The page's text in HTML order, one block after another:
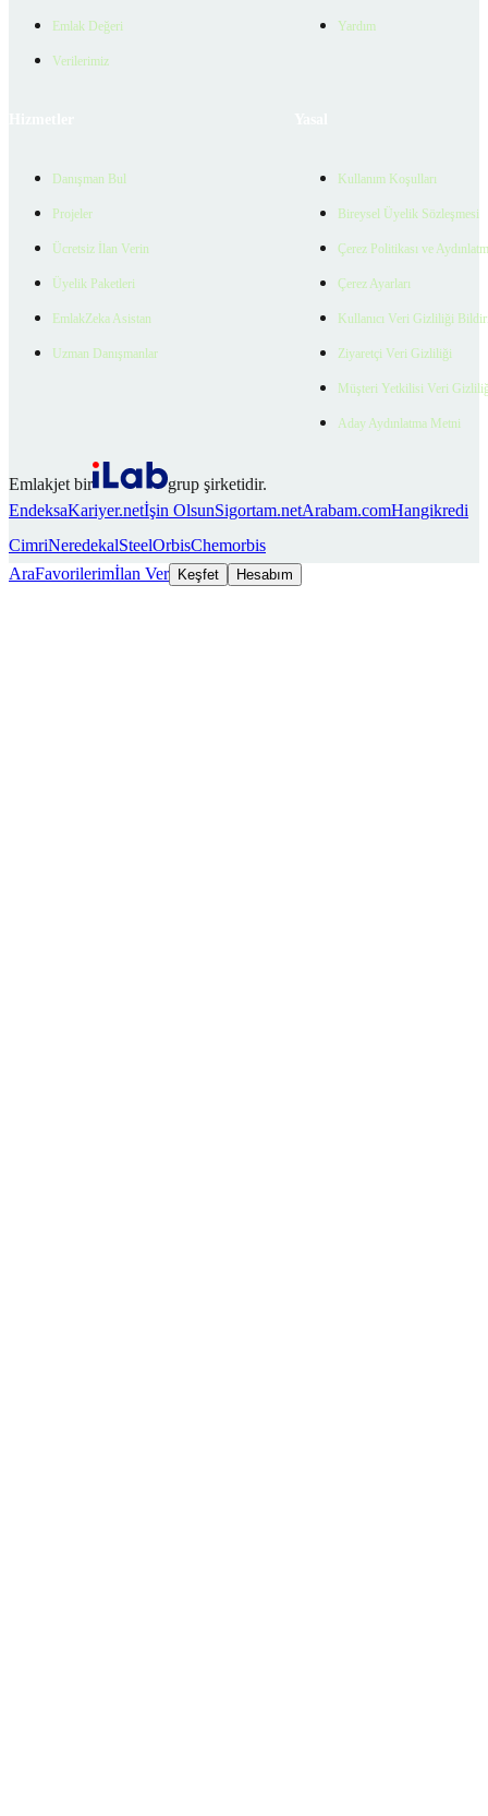
Emlak Değeri
Verilerimiz
Yardım
Danışman Bul
Projeler
Ücretsiz İlan Verin
Üyelik Paketleri
EmlakZeka Asistan
Uzman Danışmanlar
Kullanım Koşulları
Bireysel Üyelik Sözleşmesi
Çerez Politikası ve
Çerez Ayarları
Kullanıcı Veri Gizliliği
Ziyaretçi Veri Gizliliği
Müşteri Yetkilisi Veri
Aday Aydınlatma Metni
Emlakjet bir
grup şirketidir.
EndeksaKariyer.netİşin OlsunSigortam.netArabam.comHangikredi
CimriNeredekalSteelOrbisChemorbis
AraFavorilerimİlan Ver Keşfet Hesabım